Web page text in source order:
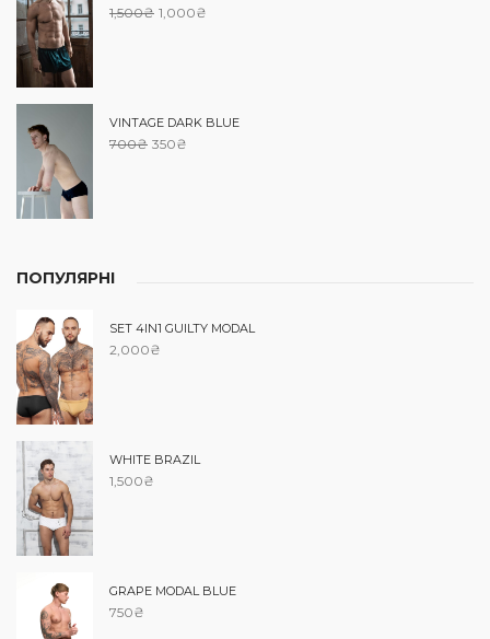
1,500₴ 1,000₴
VINTAGE DARK BLUE
700₴ 350₴
ПОПУЛЯРНІ
SET 4IN1 GUILTY MODAL
2,000₴
WHITE BRAZIL
1,500₴
GRAPE MODAL BLUE
750₴